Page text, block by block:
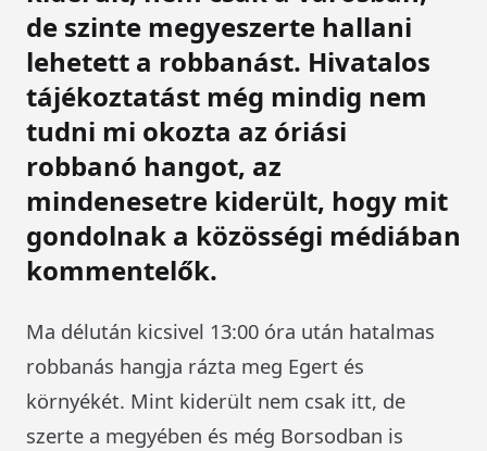
de szinte megyeszerte hallani
lehetett a robbanást. Hivatalos
tájékoztatást még mindig nem
tudni mi okozta az óriási
robbanó hangot, az
mindenesetre kiderült, hogy mit
gondolnak a közösségi médiában
kommentelők.
Ma délután kicsivel 13:00 óra után hatalmas
robbanás hangja rázta meg Egert és
környékét. Mint kiderült nem csak itt, de
szerte a megyében és még Borsodban is